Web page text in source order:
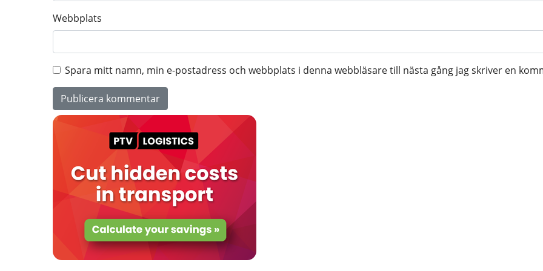
Webbplats
Spara mitt namn, min e-postadress och webbplats i denna webbläsare till nästa gång jag skriver en